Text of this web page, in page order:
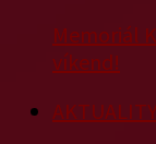
Memoriál
víkend!
AKTUALITY